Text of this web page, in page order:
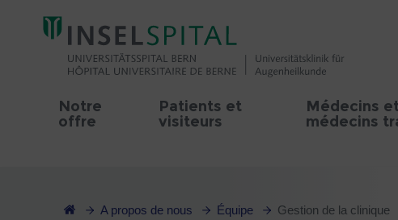
Notre
offre
Patients et
visiteurs
Médecins
médecins
A propos de nous Équipe Gestion de la clinique